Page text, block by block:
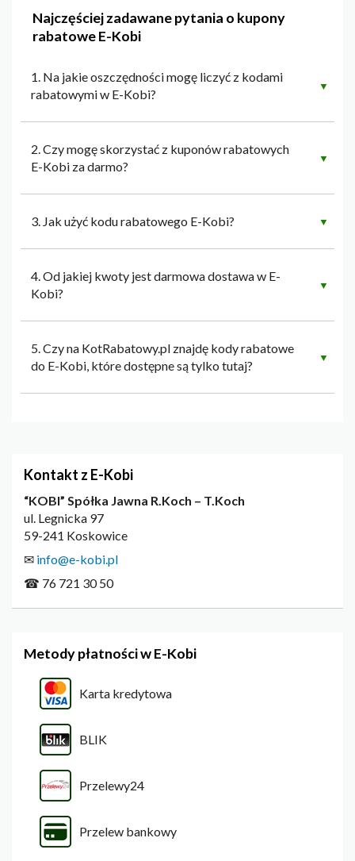
Najczęściej zadawane pytania o kupony
rabatowe E-Kobi
1. Na jakie oszczędności mogę liczyć z kodami
rabatowymi w E-Kobi?
▼
2. Czy mogę skorzystać z kuponów rabatowych
E-Kobi za darmo?
▼
3. Jak użyć kodu rabatowego E-Kobi? ▼
4. Od jakiej kwoty jest darmowa dostawa w E-
Kobi?
▼
5. Czy na KotRabatowy.pl znajdę kody rabatowe
do E-Kobi, które dostępne są tylko tutaj?
▼
Kontakt z E-Kobi
“KOBI” Spółka Jawna R.Koch – T.Koch
ul. Legnicka 97
59-241 Koskowice
✉ info@e-kobi.pl
☎ 76 721 30 50
Metody płatności w E-Kobi
Karta kredytowa
BLIK
Przelewy24
Przelew bankowy